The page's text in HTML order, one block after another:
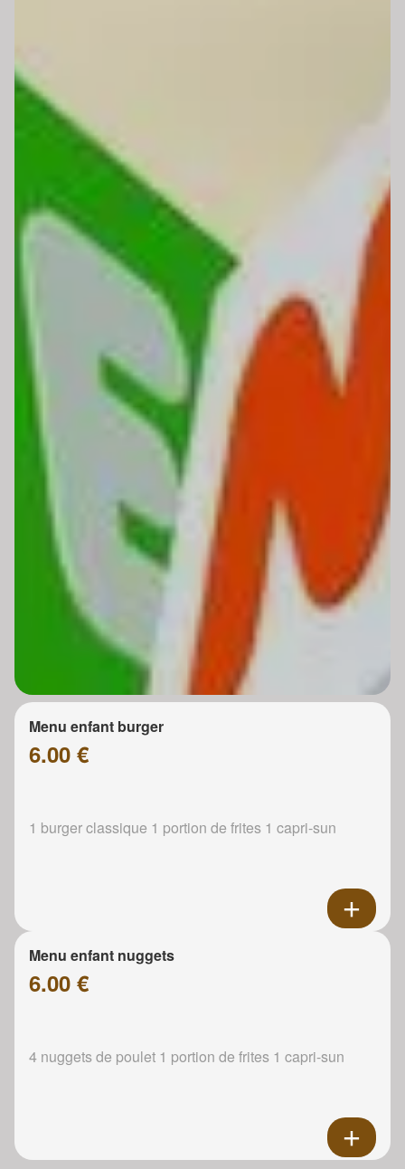
Menu enfant burger
6.00 €
1 burger classique 1 portion de frites 1 capri-sun
Menu enfant nuggets
6.00 €
4 nuggets de poulet 1 portion de frites 1 capri-sun